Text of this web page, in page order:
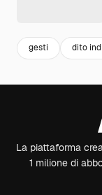
gesti dito
La piattaforma
1 milione di